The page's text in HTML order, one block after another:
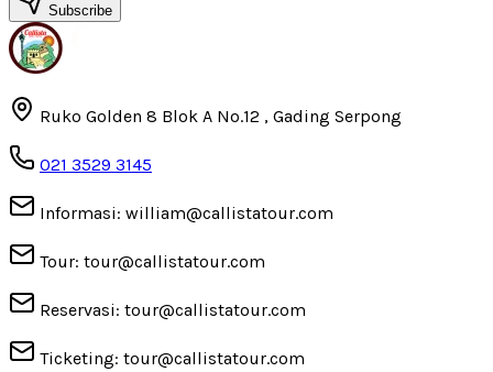
Subscribe
Ruko Golden 8 Blok A No.12 , Gading Serpong
021 3529 3145
Informasi: william@callistatour.com
Tour: tour@callistatour.com
Reservasi: tour@callistatour.com
Ticketing: tour@callistatour.com